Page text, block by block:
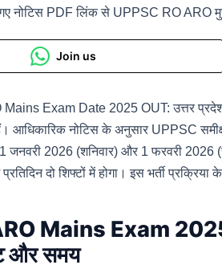
गए नोटिस PDF लिंक से UPPSC RO ARO
Join us
Exam Date 2025 OUT: उत्तर
आधिकारिक नोटिस के अनुसार UPPSC
2026 (शनिवार) और 1 फरवरी 2026
दो शिफ्टों में होगा। इस भर्ती
Mains Exam
और समय